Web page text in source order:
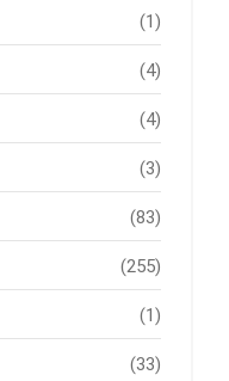
(1)
(4)
(4)
(3)
(83)
(255)
(1)
(33)